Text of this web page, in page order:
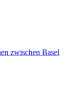
zwischen Basel